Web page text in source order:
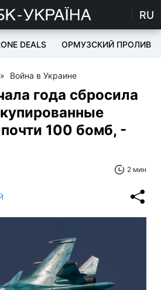
RU
DEALS ОРМУЗСКИЙ ПРОЛИВ
» Война в Украине
года сбросила
100 бомб, -
2 мин